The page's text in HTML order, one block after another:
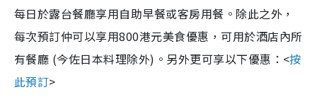
每日於露台餐廳享用自助早餐或客房用餐。除此之外，
每次預訂仲可以享用800港元美食優惠，可用於酒店內所
有餐廳 (今佐日本料理除外)。另外更可享以下優惠：<按
此預訂>